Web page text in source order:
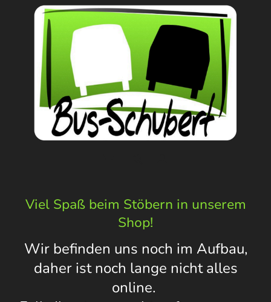
Viel Spaß beim Stöbern in unserem
Shop!
Wir befinden uns noch im Aufbau,
daher ist noch lange nicht alles
online.